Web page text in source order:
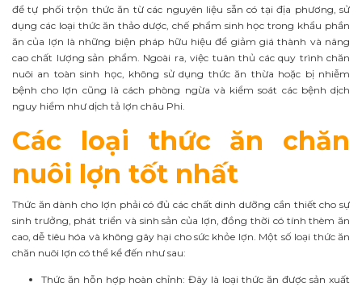
để tự phối trộn thức ăn từ các nguyên liệu sẵn có tại địa phương, sử
dụng các loại thức ăn thảo dược, chế phẩm sinh học trong khẩu phần
ăn của lợn là những biện pháp hữu hiệu để giảm giá thành và nâng
cao chất lượng sản phẩm. Ngoài ra, việc tuân thủ các quy trình chăn
nuôi an toàn sinh học, không sử dụng thức ăn thừa hoặc bị nhiễm
bệnh cho lợn cũng là cách phòng ngừa và kiểm soát các bệnh dịch
nguy hiểm như dịch tả lợn châu Phi.
Các loại thức ăn chăn
nuôi lợn tốt nhất
Thức ăn dành cho lợn phải có đủ các chất dinh dưỡng cần thiết cho sự
sinh trưởng, phát triển và sinh sản của lợn, đồng thời có tính thèm ăn
cao, dễ tiêu hóa và không gây hại cho sức khỏe lợn. Một số loại thức ăn
chăn nuôi lợn có thể kể đến như sau:
Thức ăn hỗn hợp hoàn chỉnh: Đây là loại thức ăn được sản xuất